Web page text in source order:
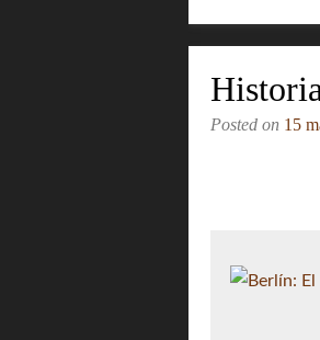
Posted on 15